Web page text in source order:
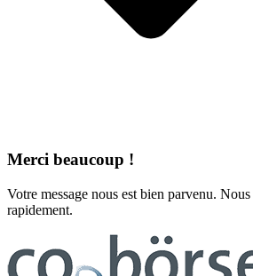
Merci beaucoup !
Votre message nous est bien parvenu.
rapidement.